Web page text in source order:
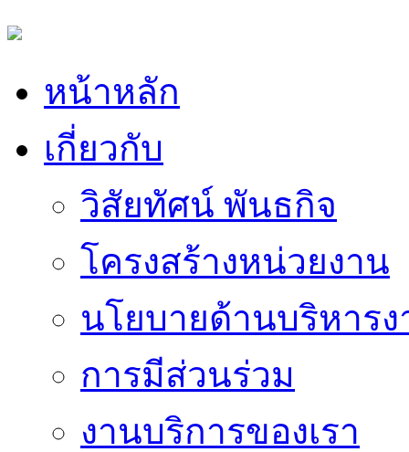
หน้าหลัก
เกี่ยวกับ
วิสัยทัศน์ พันธกิจ
โครงสร้างหน่วยงาน
นโยบายด้านบริหาร
การมีส่วนร่วม
งานบริการของเรา